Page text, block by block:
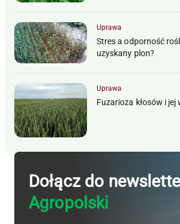
Uprawa
Stres a odporność
uzyskany plon?
Uprawa
Fuzarioza kłosów i jej
Dołącz do
Agropolski